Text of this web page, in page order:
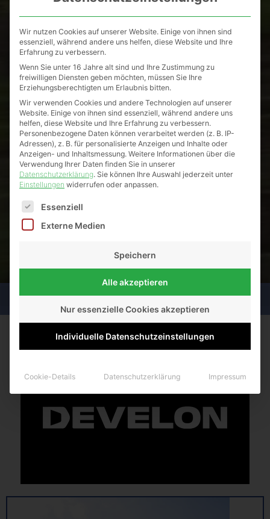
Wir nutzen Cookies auf unserer Website. Einige von ihnen sind
essenziell, während andere uns helfen, diese Website und Ihre
Erfahrung zu verbessern.
Wenn Sie unter 16 Jahre alt sind und Ihre Zustimmung zu
freiwilligen Diensten geben möchten, müssen Sie Ihre
Erziehungsberechtigten um Erlaubnis bitten.
Wir verwenden Cookies und andere Technologien auf unserer
Website. Einige von ihnen sind essenziell, während andere uns
helfen, diese Website und Ihre Erfahrung zu verbessern.
Personenbezogene Daten können verarbeitet werden (z. B. IP-
Adressen), z. B. für personalisierte Anzeigen und Inhalte oder
Anzeigen- und Inhaltsmessung. Weitere Informationen über die
Verwendung Ihrer Daten finden Sie in unserer
Datenschutzerklärung. Sie können Ihre Auswahl jederzeit unter
Einstellungen widerrufen oder anpassen.
Es folgt eine Liste der Service-Gruppen, für die eine
Essenziell
Externe Medien
Speichern
Alle akzeptieren
Nur essenzielle Cookies akzeptieren
Individuelle Datenschutzeinstellungen
Cookie-Details Datenschutzerklärung Impressum